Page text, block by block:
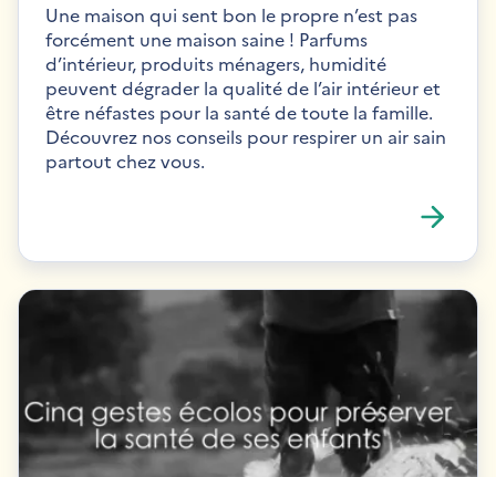
Une maison qui sent bon le propre n’est pas
forcément une maison saine ! Parfums
d’intérieur, produits ménagers, humidité
peuvent dégrader la qualité de l’air intérieur et
être néfastes pour la santé de toute la famille.
Découvrez nos conseils pour respirer un air sain
partout chez vous.